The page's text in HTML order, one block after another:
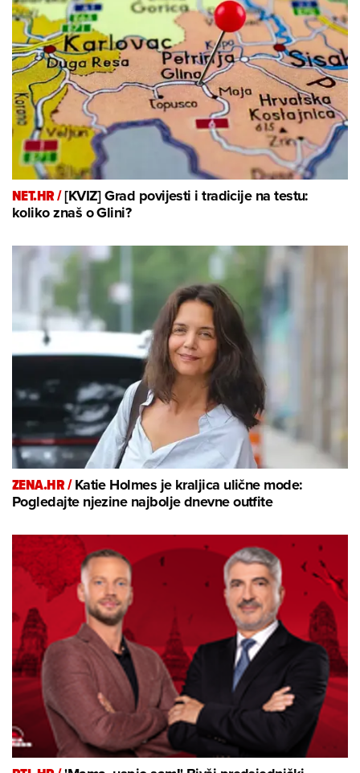
NET.HR /[KVIZ] Grad povijesti i tradicije na testu:
koliko znaš o Glini?
ZENA.HR /Katie Holmes je kraljica ulične mode:
Pogledajte njezine najbolje dnevne outfite